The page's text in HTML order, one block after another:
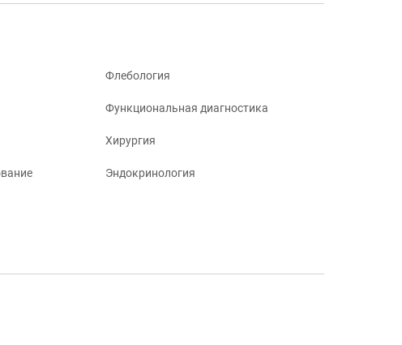
Флебология
Функциональная диагностика
Хирургия
Эндокринология